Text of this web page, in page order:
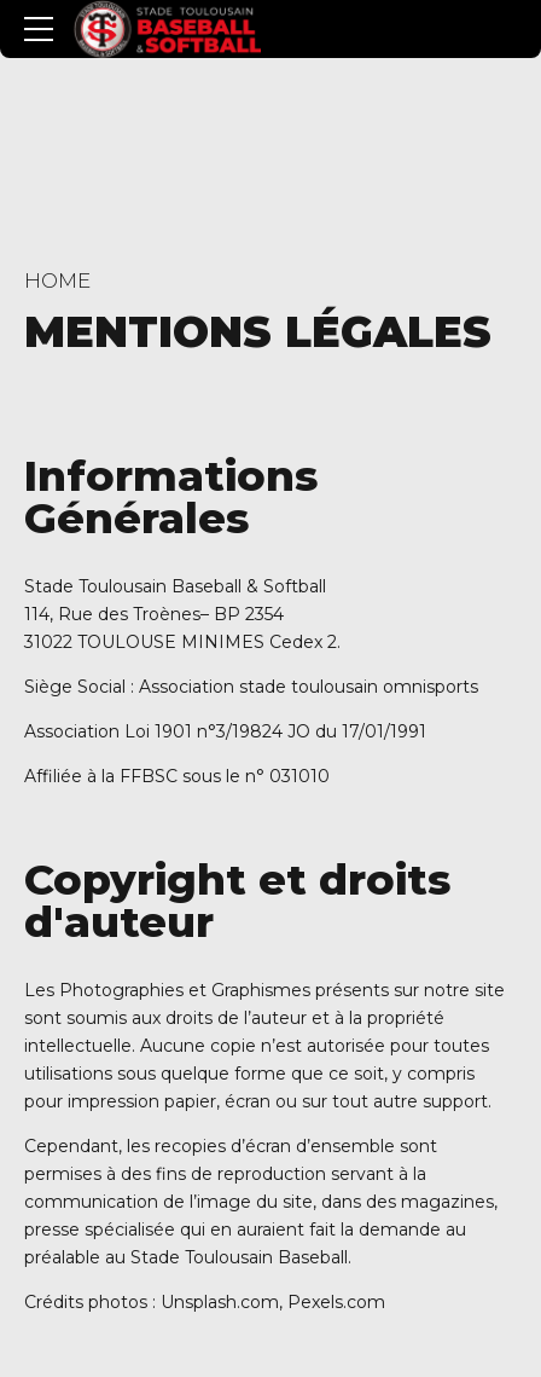
HOME
MENTIONS LÉGALES
Informations
Générales
Stade Toulousain Baseball & Softball
114, Rue des Troènes– BP 2354
31022 TOULOUSE MINIMES Cedex 2.
Siège Social : Association stade toulousain omnisports
Association Loi 1901 n°3/19824 JO du 17/01/1991
Affiliée à la FFBSC sous le n° 031010
Copyright et droits
d'auteur
Les Photographies et Graphismes présents sur notre site
sont soumis aux droits de l’auteur et à la propriété
intellectuelle. Aucune copie n’est autorisée pour toutes
utilisations sous quelque forme que ce soit, y compris
pour impression papier, écran ou sur tout autre support.
Cependant, les recopies d’écran d’ensemble sont
permises à des fins de reproduction servant à la
communication de l’image du site, dans des magazines,
presse spécialisée qui en auraient fait la demande au
préalable au Stade Toulousain Baseball.
Crédits photos : Unsplash.com, Pexels.com